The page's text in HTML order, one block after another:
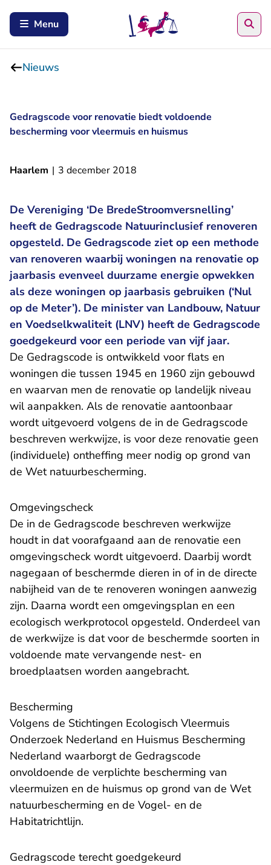
Menu
Nieuws
Gedragscode voor renovatie biedt voldoende
bescherming voor vleermuis en huismus
Haarlem | 3 december 2018
De Vereniging ‘De BredeStroomversnelling’
heeft de Gedragscode Natuurinclusief renoveren
opgesteld. De Gedragscode ziet op een methode
van renoveren waarbij woningen na renovatie op
jaarbasis evenveel duurzame energie opwekken
als deze woningen op jaarbasis gebruiken (‘Nul
op de Meter’). De minister van Landbouw, Natuur
en Voedselkwaliteit (LNV) heeft de Gedragscode
goedgekeurd voor een periode van vijf jaar.
De Gedragscode is ontwikkeld voor flats en
woningen die tussen 1945 en 1960 zijn gebouwd
en waarvan men de renovatie op landelijk niveau
wil aanpakken. Als de renovatie aantoonbaar
wordt uitgevoerd volgens de in de Gedragscode
beschreven werkwijze, is voor deze renovatie geen
(individuele) ontheffing meer nodig op grond van
de Wet natuurbescherming.
Omgevingscheck
De in de Gedragscode beschreven werkwijze
houdt in dat voorafgaand aan de renovatie een
omgevingscheck wordt uitgevoerd. Daarbij wordt
nagegaan of beschermde dieren in of in de directe
nabijheid van de te renoveren woningen aanwezig
zijn. Daarna wordt een omgevingsplan en een
ecologisch werkprotocol opgesteld. Onderdeel van
de werkwijze is dat voor de beschermde soorten in
voldoende mate vervangende nest- en
broedplaatsen worden aangebracht.
Bescherming
Volgens de Stichtingen Ecologisch Vleermuis
Onderzoek Nederland en Huismus Bescherming
Nederland waarborgt de Gedragscode
onvoldoende de verplichte bescherming van
vleermuizen en de huismus op grond van de Wet
natuurbescherming en de Vogel- en de
Habitatrichtlijn.
Gedragscode terecht goedgekeurd